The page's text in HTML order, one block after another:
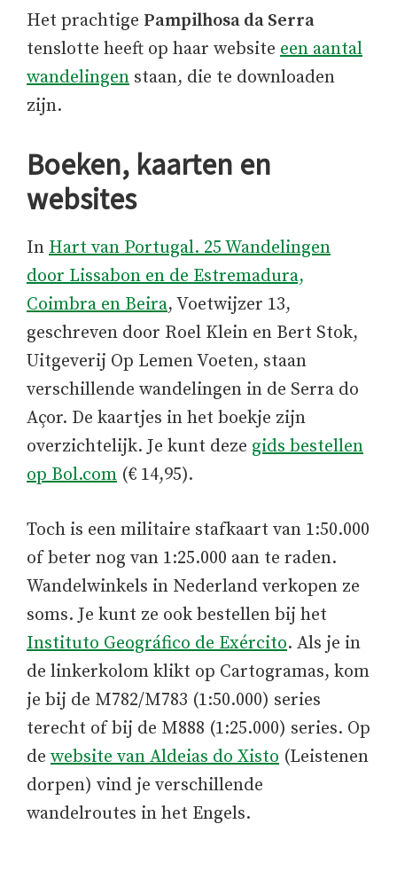
Het prachtige Pampilhosa da Serra
tenslotte heeft op haar website een aantal
wandelingen staan, die te downloaden
zijn.
Boeken, kaarten en
websites
In Hart van Portugal. 25 Wandelingen
door Lissabon en de Estremadura,
Coimbra en Beira, Voetwijzer 13,
geschreven door Roel Klein en Bert Stok,
Uitgeverij Op Lemen Voeten, staan
verschillende wandelingen in de Serra do
Açor. De kaartjes in het boekje zijn
overzichtelijk. Je kunt deze gids bestellen
op Bol.com (€ 14,95).
Toch is een militaire stafkaart van 1:50.000
of beter nog van 1:25.000 aan te raden.
Wandelwinkels in Nederland verkopen ze
soms. Je kunt ze ook bestellen bij het
Instituto Geográfico de Exército. Als je in
de linkerkolom klikt op Cartogramas, kom
je bij de M782/M783 (1:50.000) series
terecht of bij de M888 (1:25.000) series. Op
de website van Aldeias do Xisto (Leistenen
dorpen) vind je verschillende
wandelroutes in het Engels.